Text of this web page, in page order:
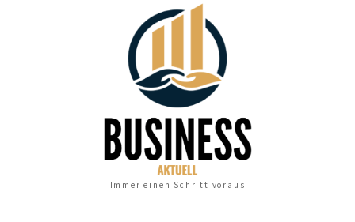
Immer einen Schritt voraus